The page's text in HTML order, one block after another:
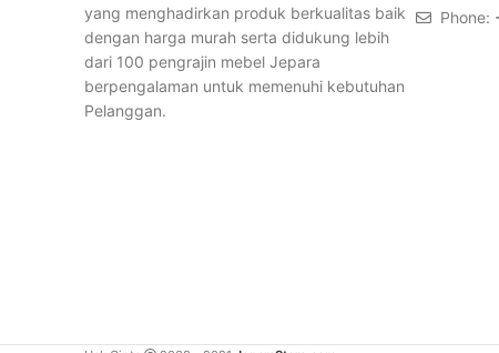
yang menghadirkan produk berkualitas baik
dengan harga murah serta didukung lebih
dari 100 pengrajin mebel Jepara
berpengalaman untuk memenuhi kebutuhan
Pelanggan.
Phone: